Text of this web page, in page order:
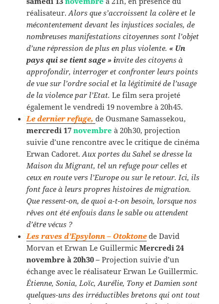
réalisateur.Alors que s’accroissent la colère et le
mécontentement devant les injustices sociales, de
nombreuses manifestations citoyennes sont l’objet
d’une répression de plus en plus violente. « Un
pays qui se tient sage » invite des citoyens à
approfondir, interroger et confronter leurs points
de vue sur l’ordre social et la légitimité de l’usage
de la violence par l’Etat. Le film sera projeté
également le vendredi 19 novembre à 20h45.
Le dernier refuge,de Ousmane Samassekou,
mercredi 17novembre à 20h30, projection
suivie d’une rencontre avec le critique de cinéma
Erwan Cadoret.Aux portes du Sahel se dresse la
Maison du Migrant, tel un refuge pour celles et
ceux en route vers l’Europe ou sur le retour. Ici, ils
font face à leurs propres histoires de migration.
Que ressent-on, de quoi a-t-on besoin, lorsque nos
rêves ont été enfouis dans le sable ou attendent
d’être vécus ?
Les raves d’Epsylonn – Otoktone de David
Morvan et Erwan Le GuillermicMercredi 24
novembre à 20h30 –Projection suivie d’un
échange avec le réalisateur Erwan Le Guillermic.
Étienne, Sonia, Loïc, Aurélie, Tony et Damien sont
quelques-uns des irréductibles bretons qui ont tout